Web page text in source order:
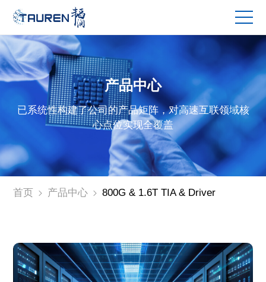
产品中心
已系统性构建了公司的产品矩阵，对高速互联领域核
心点位实现全覆盖
首页 产品中心 800G & 1.6T TIA & Driver